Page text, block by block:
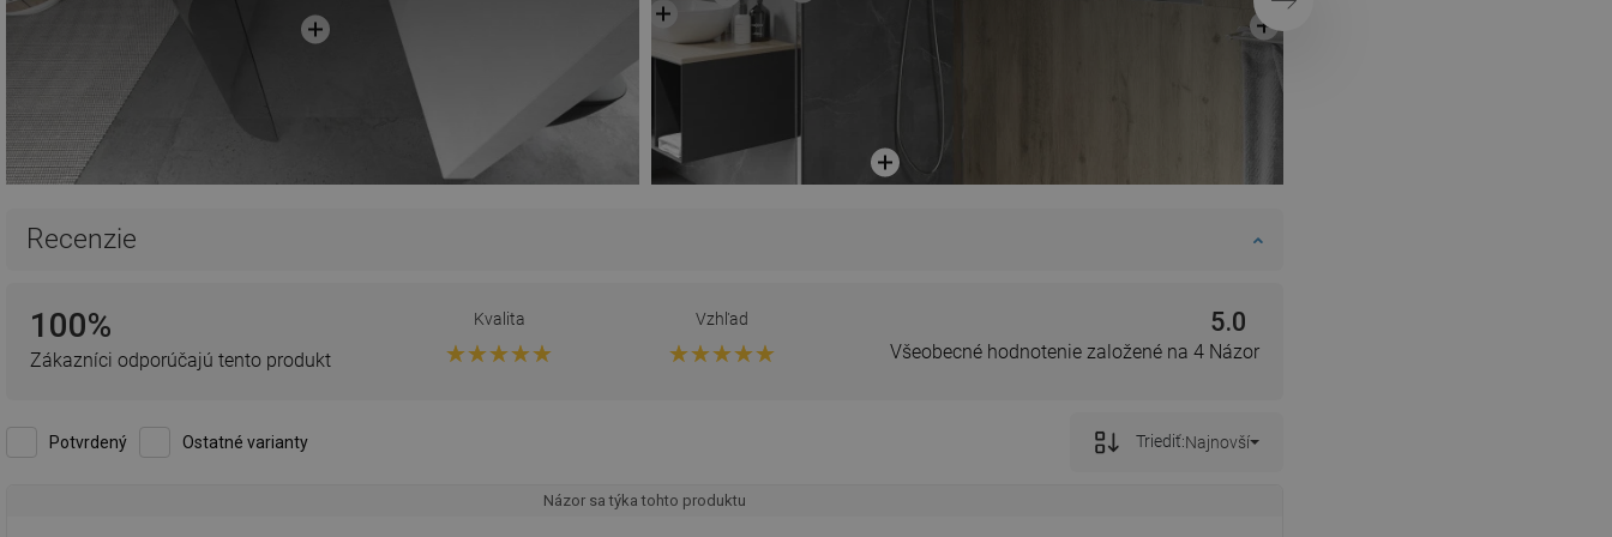
Ďalej
Recenzie
100%
Zákazníci odporúčajú tento produkt
Kvalita Vzhľad 5.0
Všeobecné hodnotenie založené na 4 Názor
Potvrdený Ostatné varianty Triediť:Najnovší
Názor sa týka tohto produktu